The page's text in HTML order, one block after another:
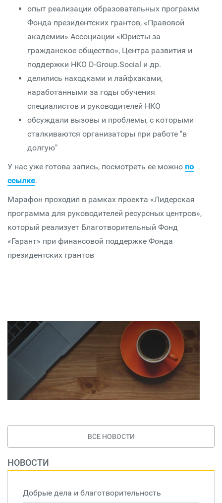
опыт реализации образовательных программ
Фонда президентских грантов, «Правовой
академии» Ассоциации «Юристы за
гражданское общество», Центра развития и
поддержки НКО D-Group.Social и др.
делились находками и лайфхаками,
наработанными за годы обучения
специалистов и руководителей НКО
обсуждали вызовы и проблемы, с которыми
сталкиваются организаторы при работе "в
долгую"
У нас уже готова запись, посмотреть ее можно по
ссылке.
Марафон проходил в рамках проекта «Лидерская
программа для руководителей ресурсных центров»,
который реализует Благотворительный Фонд
«Гарант» при финансовой поддержке Фонда
президентских грантов
ВСЕ НОВОСТИ
НОВОСТИ
Добрые дела и благотворительность